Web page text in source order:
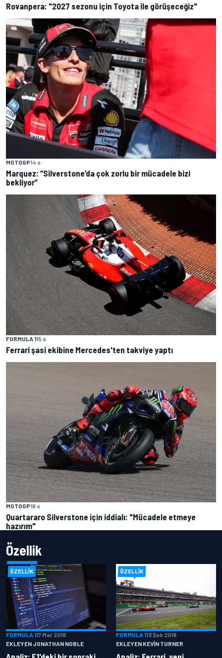
Rovanpera: "2027 sezonu için Toyota ile görüşeceğiz"
MOTOGP14 s
Marquez: “Silverstone’da çok zorlu bir mücadele bizi
bekliyor”
FORMULA 115 s
Ferrari şasi ekibine Mercedes'ten takviye yaptı
MOTOGP16 s
Quartararo Silverstone için iddialı: "Mücadele etmeye
hazırım"
Özellik
ÖZELLIK
FORMULA 117 Mar 2018
EKLEYEN JONATHAN NOBLE
ÖZELLIK
FORMULA 113 Şub 2018
EKLEYEN KEVIN TURNER